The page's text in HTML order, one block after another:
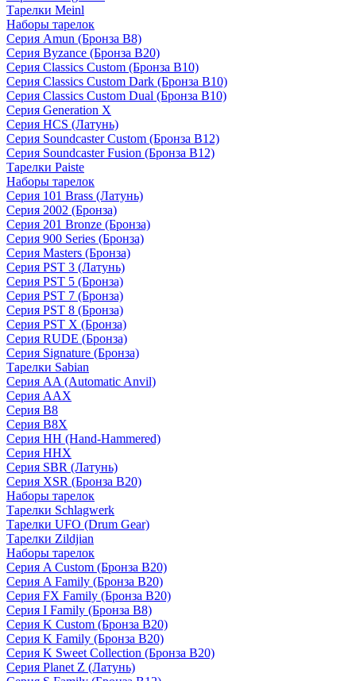
Тарелки Meinl
Наборы тарелок
Серия Amun (Бронза B8)
Серия Byzance (Бронза B20)
Серия Classics Custom (Бронза B10)
Серия Classics Custom Dark (Бронза B10)
Серия Classics Custom Dual (Бронза B10)
Серия Generation X
Серия HCS (Латунь)
Серия Soundcaster Custom (Бронза B12)
Серия Soundcaster Fusion (Бронза B12)
Тарелки Paiste
Наборы тарелок
Серия 101 Brass (Латунь)
Серия 2002 (Бронза)
Серия 201 Bronze (Бронза)
Серия 900 Series (Бронза)
Серия Masters (Бронза)
Серия PST 3 (Латунь)
Серия PST 5 (Бронза)
Серия PST 7 (Бронза)
Серия PST 8 (Бронза)
Серия PST X (Бронза)
Серия RUDE (Бронза)
Серия Signature (Бронза)
Тарелки Sabian
Серия AA (Automatic Anvil)
Серия AAX
Серия B8
Серия B8X
Серия HH (Hand-Hammered)
Серия HHX
Серия SBR (Латунь)
Серия XSR (Бронза B20)
Наборы тарелок
Тарелки Schlagwerk
Тарелки UFO (Drum Gear)
Тарелки Zildjian
Наборы тарелок
Серия A Custom (Бронза B20)
Серия A Family (Бронза B20)
Серия FX Family (Бронза B20)
Серия I Family (Бронза B8)
Серия K Custom (Бронза B20)
Серия K Family (Бронза B20)
Серия K Sweet Collection (Бронза B20)
Серия Planet Z (Латунь)